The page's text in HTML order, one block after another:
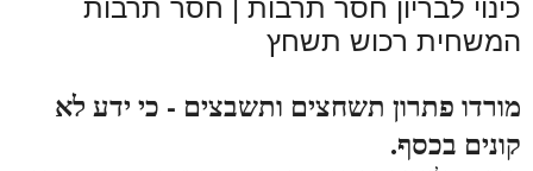
כינוי לבריון חסר תרבות | חסר תרבות
המשחית רכוש תשחץ
מורדו פתרון תשחצים ותשבצים - כי ידע לא
קונים בכסף.